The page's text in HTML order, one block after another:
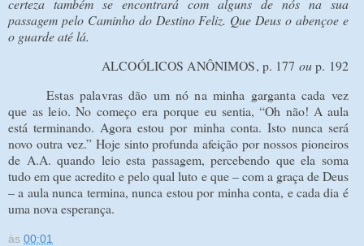
certeza também se encontrará com alguns de nós na sua
passagem pelo Caminho do Destino Feliz. Que Deus o abençoe e
o guarde até lá.
ALCOÓLICOS ANÔNIMOS, p. 177 oup. 192
Estas palavras dão um nó na minha garganta cada vez
que as leio. No começo era porque eusentia, “Oh não! A aula
está terminando. Agora estou por minha conta. Isto nunca será
novo outra vez.” Hoje sinto profunda afeição por nossos pioneiros
de A.A. quando leio esta passagem, percebendo que ela soma
tudo em que acredito e pelo qual luto e que – com a graça de Deus
– a aula nunca termina, nunca estou por minha conta, e cada dia é
uma nova esperança.
às 00:01